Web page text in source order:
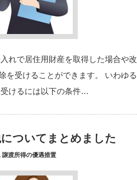
れで居住用財産を取得した場合や改
を受けることができます。 いわゆる
受けるには以下の条件…
ついてまとめました
譲渡所得の優遇措置